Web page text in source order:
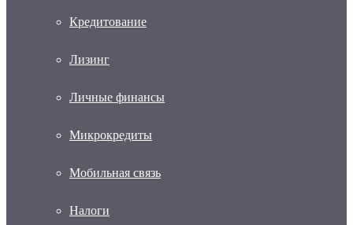
Кредитование
Лизинг
Личные финансы
Микрокредиты
Мобильная связь
Налоги